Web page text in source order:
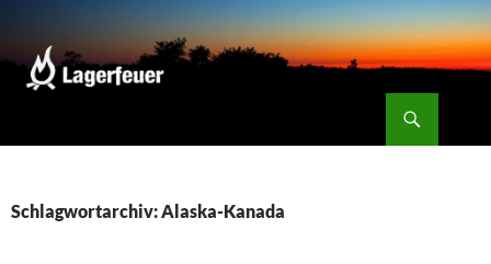
springen
Schlagwortarchiv: Alaska-Kanada